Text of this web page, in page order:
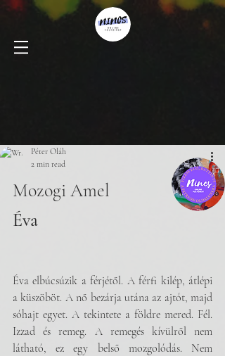
Péter Oláh
2 min read
Mozogi Amel
Éva
Éva elbúcsúzik a férjétől. A férfi kilép, átlépi
a küszöböt. A nő bezárja utána az ajtót, majd
sóhajt egyet. A tekintete a földre mered. Fél.
Izzad és remeg. A remegés kívülről nem
látható, ez egy belső mozgolódás. Nem